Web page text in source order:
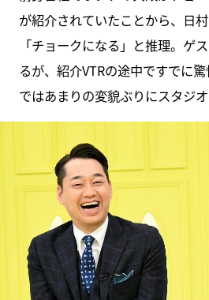
が紹介されていたことから、日
「チョークになる」と推理。ゲ
るが、紹介VTRの途中ですでに
ではあまりの変貌ぶりにスタジ